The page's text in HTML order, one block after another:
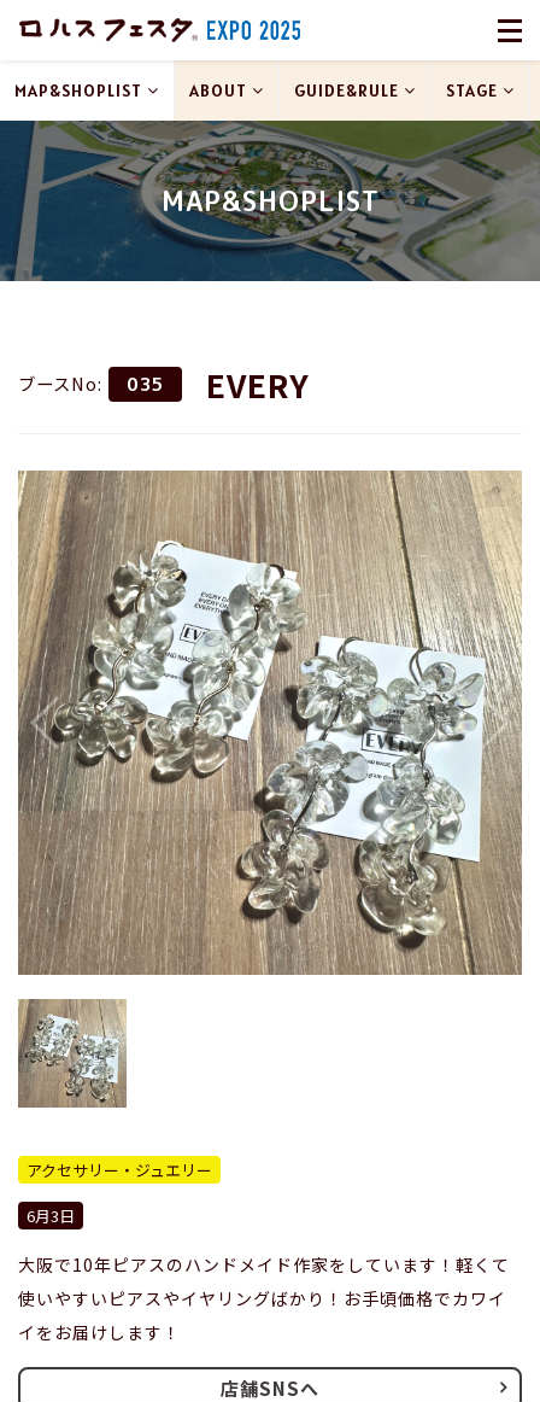
MAP&SHOPLIST
MAP&SHOPLIST ABOUT GUIDE&RULE STAGE
ブースNo: 035 EVERY
アクセサリー・ジュエリー
6月3日
大阪で10年ピアスのハンドメイド作家をしています！軽くて
使いやすいピアスやイヤリングばかり！お手頃価格でカワイ
イをお届けします！
店舗SNSへ